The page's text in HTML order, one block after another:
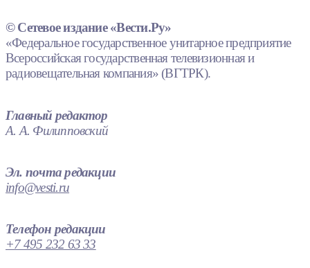
© Сетевое издание «Вести.Ру»
«Федеральное государственное унитарное предприятие
Всероссийская государственная телевизионная и
радиовещательная компания» (ВГТРК).
Главный редактор
А. А. Филипповский
Эл. почта редакции
info@vesti.ru
Телефон редакции
+7 495 232 63 33